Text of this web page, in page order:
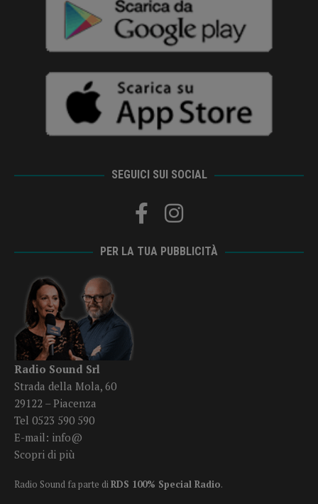
SEGUICI SUI SOCIAL
PER LA TUA PUBBLICITÀ
Radio Sound Srl
Strada della Mola, 60
29122 – Piacenza
Tel 0523 590 590
E-mail: info@
Scopri di più
Radio Sound fa parte diRDS 100% Special Radio.